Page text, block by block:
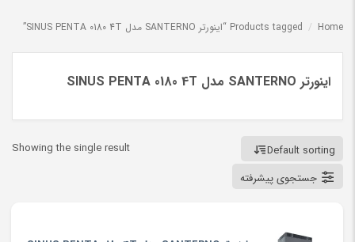
Home
/ Products tagged “اینورتر SANTERNO مدل SINUS PENTA 0180 4T”
اینورتر SANTERNO مدل SINUS PENTA 0180 4T
Showing the single result
Default sorting
جستجوی پیشرفته